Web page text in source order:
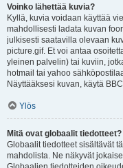
Voinko lähettää kuvia?
Kyllä, kuvia voidaan käyttää
mahdollisesti ladata kuvan
julkisesti saatavilla olevaan
picture.gif. Et voi antaa
yleinen palvelin) tai kuviin,
hotmail tai yahoo
Näyttääksesi kuvan, käytä
Ylös
Mitä ovat globaalit tiedotteet?
Globaalit tiedotteet sisältävät
mahdolista. Ne näkyvät